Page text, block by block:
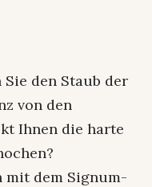
Sie den Staub der
von den
Ihnen die harte
mit dem Signum-